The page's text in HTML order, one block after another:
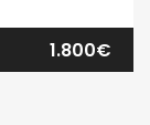
1.800€